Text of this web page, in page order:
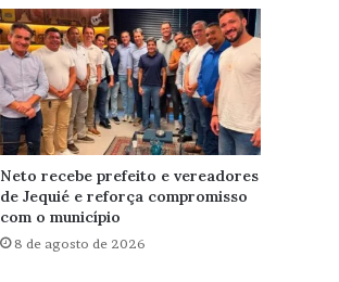
Neto recebe prefeito e vereadores
de Jequié e reforça compromisso
com o município
8 de agosto de 2026